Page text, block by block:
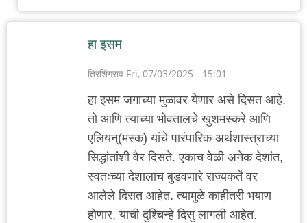
Rajesh188
हा इसम
तिरशिंगराव Fri, 07/03/2025 - 15:01
हा इसम जगाच्या मुळावर येणार असे दिसत आहे.
तो आणि त्याच्या भोवतालचे खुशमस्करे आणि
एलियन्(मस्क) यांचे पारंपारिक अर्थशास्त्राच्या
सिद्धांतांशी वैर दिसते. एकाच वेळी अनेक देशांत,
स्वतःच्या देशालाच बुडवणारे राज्यकर्ते वर
आलेले दिसत आहेत. त्यामुळे काहीतरी भयाण
होणार, याची दुश्चिन्हे दिसु लागली आहेत.